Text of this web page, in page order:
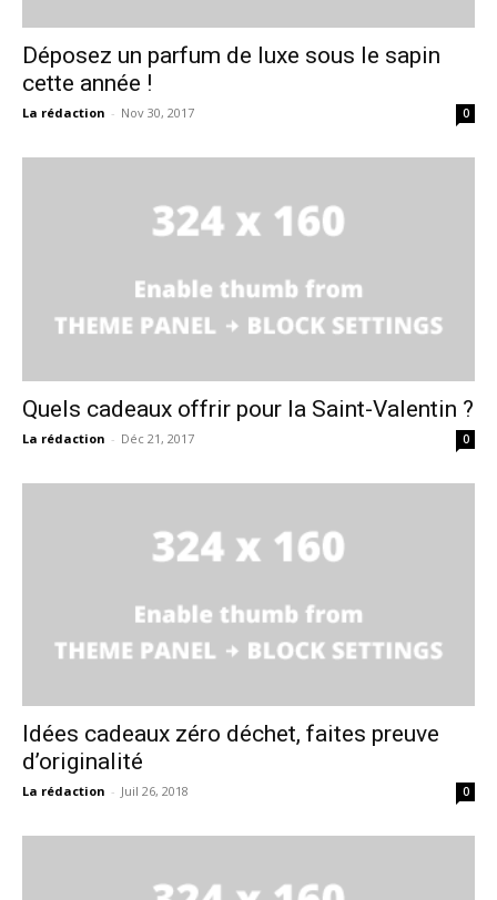
Déposez un parfum de luxe sous le sapin
cette année !
La rédaction - Nov 30, 2017 0
Quels cadeaux offrir pour la Saint-Valentin ?
La rédaction - Déc 21, 2017 0
Idées cadeaux zéro déchet, faites preuve
d’originalité
La rédaction - Juil 26, 2018 0